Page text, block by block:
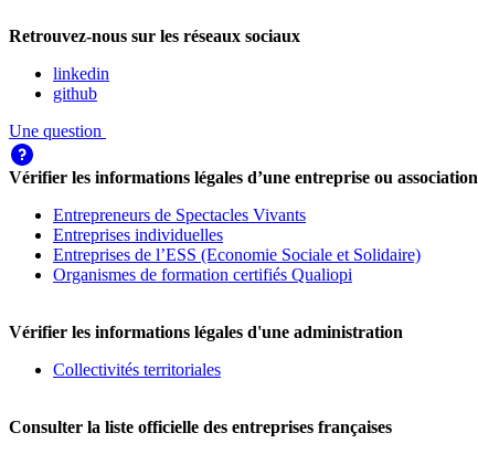
Retrouvez-nous sur les réseaux sociaux
linkedin
github
Une question
Vérifier les informations légales d’une entreprise ou association
Entrepreneurs de Spectacles Vivants
Entreprises individuelles
Entreprises de l’ESS (Economie Sociale et Solidaire)
Organismes de formation certifiés Qualiopi
Vérifier les informations légales d'une administration
Collectivités territoriales
Consulter la liste officielle des entreprises françaises